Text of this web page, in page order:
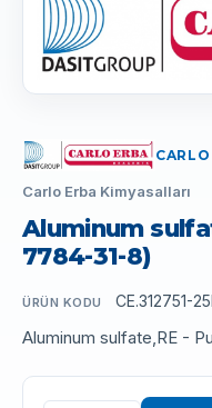
Carlo Erba Kimyasalları
Aluminum
7784-31-8)
ÜRÜN KODU CE.312751-
Aluminum sulfate,RE -